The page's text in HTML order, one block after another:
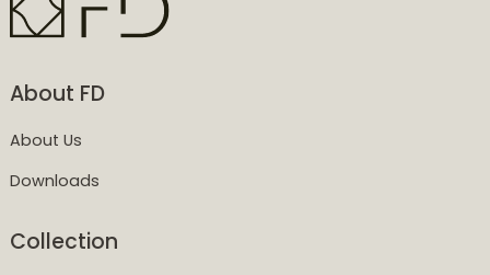
About FD
About Us
Downloads
Collection